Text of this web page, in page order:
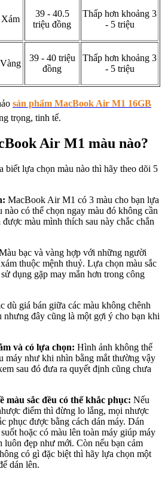
Xám
39 - 40.5
triệu đồng
Thấp hơn khoảng 3
- 5 triệu
Vàng
39 - 40 triệu
đồng
Thấp hơn khoảng 3
- 5 triệu
sản phẩm MacBook Air M1 16GB
trọng, tinh tế.
Air M1 màu nào?
biết lựa chọn màu nào thì hãy theo dõi 5
MacBook Air M1 có 3 màu cho bạn lựa
nào có thể chọn ngay màu đó không cần
màu mình thích sau này chắc chắn
bạc và vàng hợp với những người
thuộc mệnh thuỷ. Lựa chọn màu sắc
dụng gặp may mắn hơn trong công
dù giá bán giữa các màu không chênh
nhưng đây cũng là một gợi ý cho bạn khi
và có lựa chọn: Hình ảnh không thể
máy như khi nhìn bằng mắt thường vậy
sau đó đưa ra quyết định cũng chưa
màu sắc đều có thể khắc phục: Nếu
điểm thì đừng lo lắng, mọi nhược
phục được bằng cách dán máy. Dán
hoặc có màu lên toàn máy giúp máy
đẹp như mới. Còn nếu bạn cảm
có gì đặc biệt thì hãy lựa chọn một
dán lên.